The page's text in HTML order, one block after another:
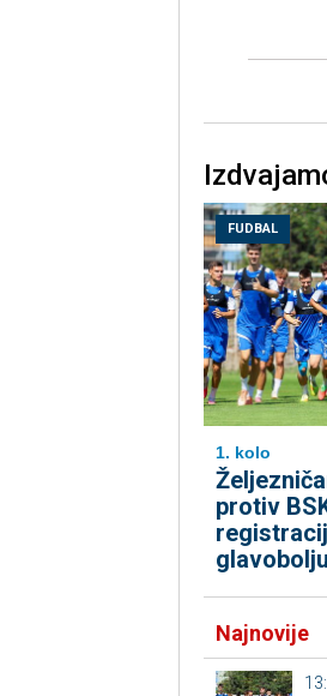
FUDBAL
1. kolo
protiv
Najnovije